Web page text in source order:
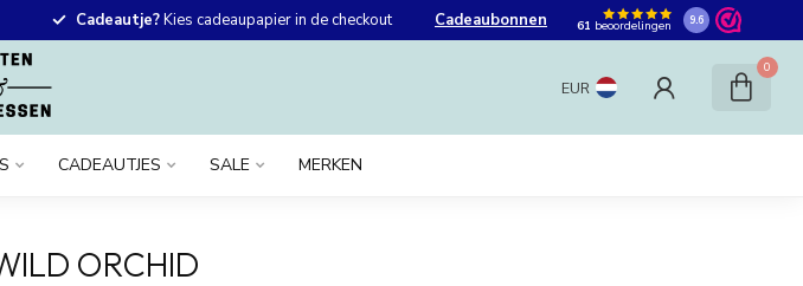
Cadeautje?Kies cadeaupapier in de checkout Cadeaubonnen 61 beoordelingen 9.6
EUR
0
CADEAUTJES SALE MERKEN
ORCHID